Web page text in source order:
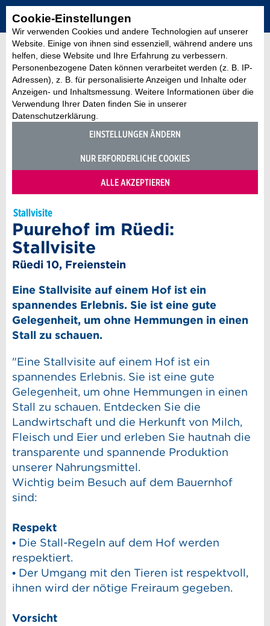
Cookie-Einstellungen
Wir verwenden Cookies und andere Technologien auf unserer
Website. Einige von ihnen sind essenziell, während andere uns
helfen, diese Website und Ihre Erfahrung zu verbessern.
Personenbezogene Daten können verarbeitet werden (z. B. IP-
Adressen), z. B. für personalisierte Anzeigen und Inhalte oder
Anzeigen- und Inhaltsmessung. Weitere Informationen über die
Verwendung Ihrer Daten finden Sie in unserer
Datenschutzerklärung.
EINSTELLUNGEN ÄNDERN
NUR ERFORDERLICHE COOKIES
ALLE AKZEPTIEREN
Stallvisite
Puurehof im Rüedi:
Stallvisite
Rüedi 10, Freienstein
Eine Stallvisite auf einem Hof ist ein
spannendes Erlebnis. Sie ist eine gute
Gelegenheit, um ohne Hemmungen in einen
Stall zu schauen.
"Eine Stallvisite auf einem Hof ist ein
spannendes Erlebnis. Sie ist eine gute
Gelegenheit, um ohne Hemmungen in einen
Stall zu schauen. Entdecken Sie die
Landwirtschaft und die Herkunft von Milch,
Fleisch und Eier und erleben Sie hautnah die
transparente und spannende Produktion
unserer Nahrungsmittel.
Wichtig beim Besuch auf dem Bauernhof
sind:
Respekt
• Die Stall-Regeln auf dem Hof werden
respektiert.
• Der Umgang mit den Tieren ist respektvoll,
ihnen wird der nötige Freiraum gegeben.
Vorsicht